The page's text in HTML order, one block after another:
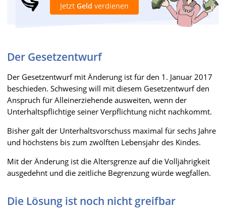
Jetzt Geld verdienen
Der Gesetzentwurf
Der Gesetzentwurf mit Änderung ist für den 1. Januar 2017
beschieden. Schwesing will mit diesem Gesetzentwurf den
Anspruch für Alleinerziehende ausweiten, wenn der
Unterhaltspflichtige seiner Verpflichtung nicht nachkommt.
Bisher galt der Unterhaltsvorschuss maximal für sechs Jahre
und höchstens bis zum zwölften Lebensjahr des Kindes.
Mit der Änderung ist die Altersgrenze auf die Volljährigkeit
ausgedehnt und die zeitliche Begrenzung würde wegfallen.
Die Lösung ist noch nicht greifbar